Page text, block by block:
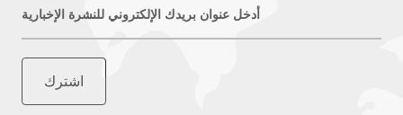
أدخل عنوان بريدك الإلكتروني للنشرة الإخبارية
اشترك